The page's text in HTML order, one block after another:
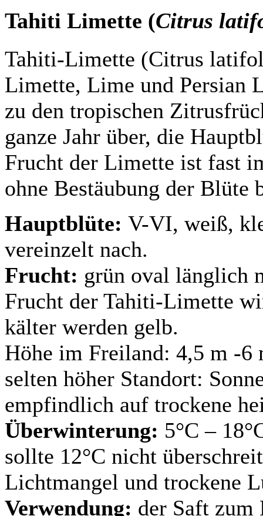
Tahiti Limette (Citrus
Tahiti-Limette (Citrus
Limette, Lime und Persian
zu den tropischen
ganze Jahr über, die
Frucht der Limette ist fast
ohne Bestäubung der Blüte
Hauptblüte: V-VI, weiß,
vereinzelt nach.
Frucht: grün oval länglich
Frucht der Tahiti-Limette
kälter werden gelb.
Höhe im Freiland: 4,5 m -
selten höher Standort:
empfindlich auf trockene
Überwinterung: 5°C –
sollte 12°C nicht
Lichtmangel und trockene
Verwendung: der Saft zum